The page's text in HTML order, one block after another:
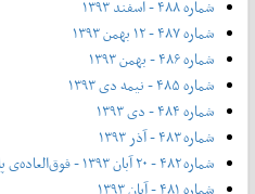
شماره ۴۸۸ - اسفند ۱۳۹۳
شماره ۴۸۷ - ۱۲ بهمن ۱۳۹۳
شماره ۴۸۶ - بهمن ۱۳۹۳
شماره ۴۸۵ - نیمه دی ۱۳۹۳
شماره ۴۸۴ - دی ۱۳۹۳
شماره ۴۸۳ - آذر ۱۳۹۳
شماره ۴۸۲ - ۲۰ آبان ۱۳۹۳ - فوق‌العاده‌ی پاییز